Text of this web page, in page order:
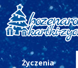
Życzenia